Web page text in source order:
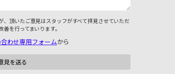
、頂いたご意見はスタッフがすべて拝見させていただ
を行ってまいります。
わせ専用フォームから